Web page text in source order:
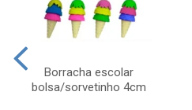
Borracha escolar
bolsa/sorvetinho 4cm